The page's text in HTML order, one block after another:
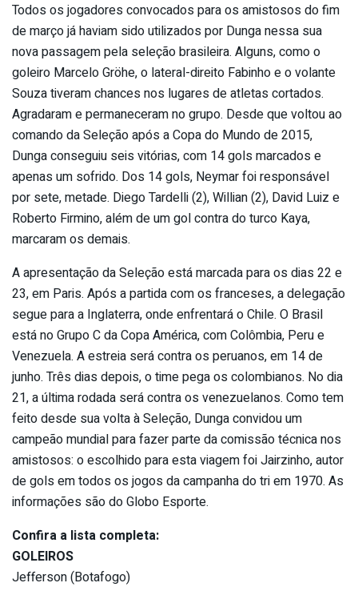
Todos os jogadores convocados para os amistosos do fim
de março já haviam sido utilizados por Dunga nessa sua
nova passagem pela seleção brasileira. Alguns, como o
goleiro Marcelo Gröhe, o lateral-direito Fabinho e o volante
Souza tiveram chances nos lugares de atletas cortados.
Agradaram e permaneceram no grupo. Desde que voltou ao
comando da Seleção após a Copa do Mundo de 2015,
Dunga conseguiu seis vitórias, com 14 gols marcados e
apenas um sofrido. Dos 14 gols, Neymar foi responsável
por sete, metade. Diego Tardelli (2), Willian (2), David Luiz e
Roberto Firmino, além de um gol contra do turco Kaya,
marcaram os demais.
A apresentação da Seleção está marcada para os dias 22 e
23, em Paris. Após a partida com os franceses, a delegação
segue para a Inglaterra, onde enfrentará o Chile. O Brasil
está no Grupo C da Copa América, com Colômbia, Peru e
Venezuela. A estreia será contra os peruanos, em 14 de
junho. Três dias depois, o time pega os colombianos. No dia
21, a última rodada será contra os venezuelanos. Como tem
feito desde sua volta à Seleção, Dunga convidou um
campeão mundial para fazer parte da comissão técnica nos
amistosos: o escolhido para esta viagem foi Jairzinho, autor
de gols em todos os jogos da campanha do tri em 1970. As
informações são do Globo Esporte.
Confira a lista completa:
GOLEIROS
Jefferson (Botafogo)